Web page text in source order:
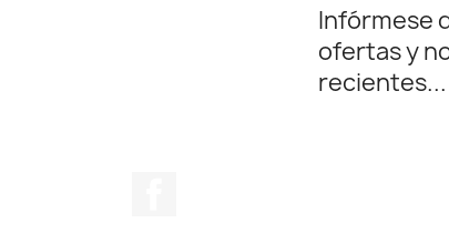
Infórmese
ofertas y
recientes...